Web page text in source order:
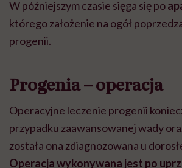
W późniejszym czasie sięga się po
którego założenie na ogół
progenii.
Progenia – operacja
Operacyjne leczenie progenii
przypadku zaawansowanej wady
została ona zdiagnozowana u
Operacja wykonywana jest po